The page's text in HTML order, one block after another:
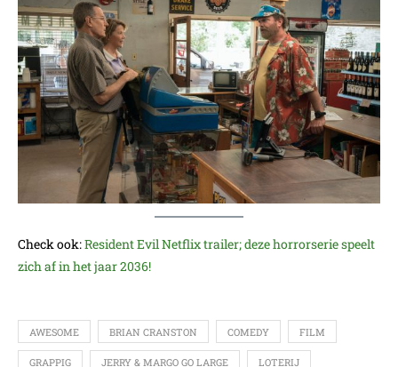
Check ook:Resident Evil Netflix trailer; deze horrorserie speelt
zich af in het jaar 2036!
AWESOME BRIAN CRANSTON COMEDY FILM
GRAPPIG JERRY & MARGO GO LARGE LOTERIJ